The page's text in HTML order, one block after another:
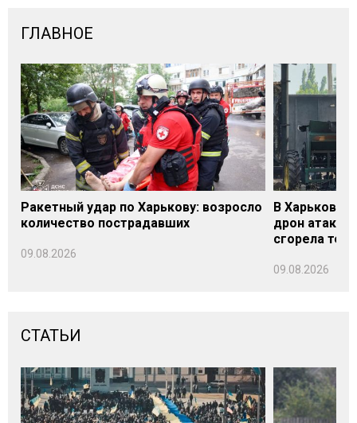
ГЛАВНОЕ
Ракетный удар по Харькову: возросло
количество пострадавших
09.08.2026
В
дрон
сгорела
09.08.2026
СТАТЬИ